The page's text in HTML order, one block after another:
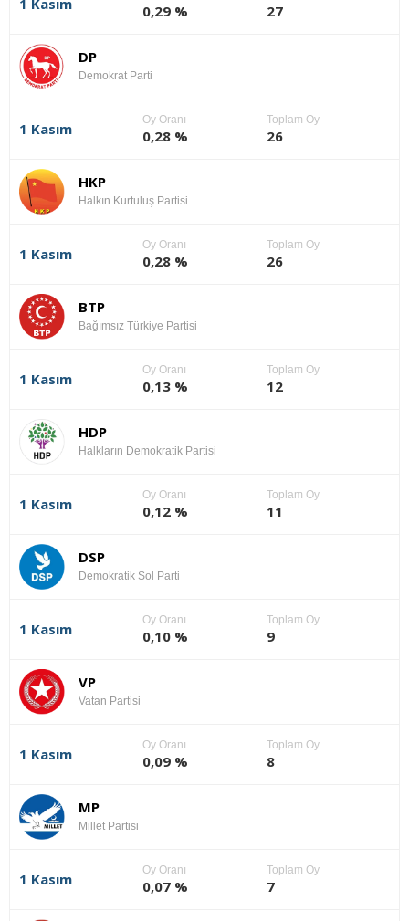
1 Kasım 0,29 % 27
DP
Demokrat Parti
1 Kasım
Oy Oranı
0,28 %
Toplam Oy
26
HKP
Halkın Kurtuluş Partisi
1 Kasım
Oy Oranı
0,28 %
Toplam Oy
26
BTP
Bağımsız Türkiye Partisi
1 Kasım
Oy Oranı
0,13 %
Toplam Oy
12
HDP
Halkların Demokratik Partisi
1 Kasım
Oy Oranı
0,12 %
Toplam Oy
11
DSP
Demokratik Sol Parti
1 Kasım
Oy Oranı
0,10 %
Toplam Oy
9
VP
Vatan Partisi
1 Kasım
Oy Oranı
0,09 %
Toplam Oy
8
MP
Millet Partisi
1 Kasım
Oy Oranı
0,07 %
Toplam Oy
7